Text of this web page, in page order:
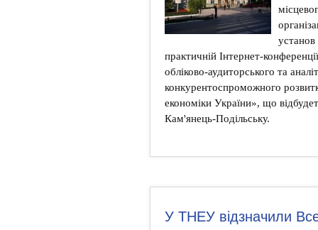
практичній Інтернет-
обліково-аудиторського та
конкурентоспроможного
економіки України», що
Кам'янець-Подільську.
У ТНЕУ відзначили